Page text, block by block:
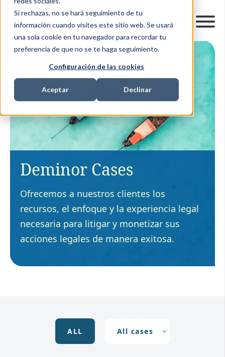
Si rechazas, no se hará seguimiento de tu
información cuando visites este sitio web. Se usará
una sola cookie en tu navegador para recordar tu
preferencia de que no se te haga seguimiento.
Configuración de las cookies
Aceptar Declinar
Deminor Cases
Ofrecemos a nuestros clientes los
recursos, el enfoque y la experiencia legal
necesaria para litigar y monetizar sus
acciones legales de manera exitosa.
ALL